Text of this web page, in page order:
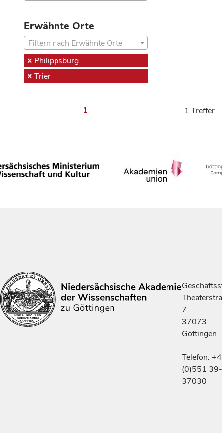
Erwähnte Orte
Filtern nach Erwähnte Orte
Philippsburg
Trier
1 1 Treffer
7
37073
Göttingen
Telefon:
(0)551 39-
37030